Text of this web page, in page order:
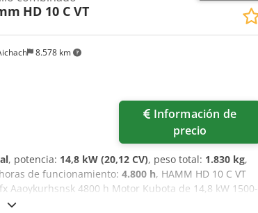
fiables.
8.578 km
HD 10 C VT
precio
, potencia: 14,8 kW (20,12 CV), peso total: 1.830 kg,
de funcionamiento: 4.800 h, HAMM HD 10 C VT
4800 h Motor Kubota de 14,8 kW 1500-